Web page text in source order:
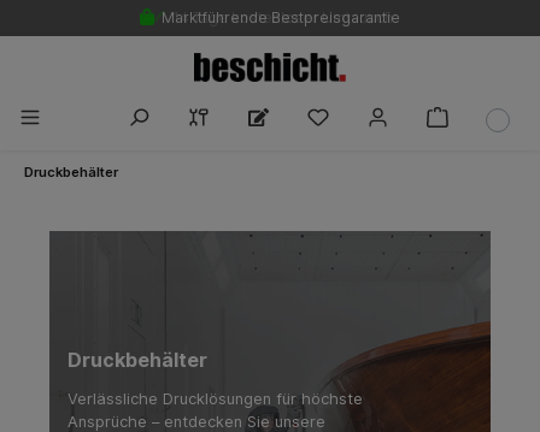
14 Tage kostenloser Umtausch
Marktführende Bestpreisgarantie
Druckbehälter
Druckbehälter
Verlässliche Drucklösungen für höchste
Ansprüche – entdecken Sie unsere